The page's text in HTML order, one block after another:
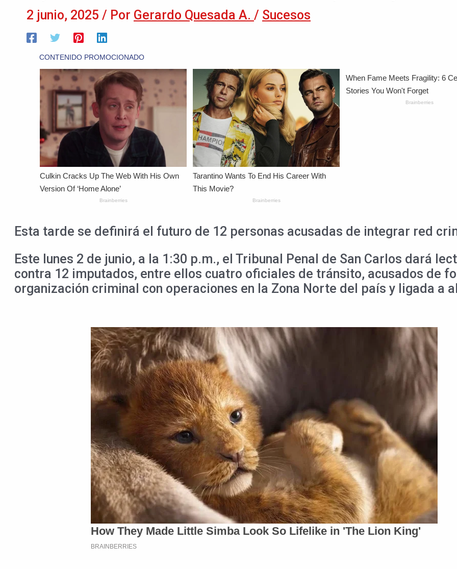
2 junio, 2025 / Por Gerardo Quesada A. / Sucesos
Esta tarde se definirá el futuro de 12 personas acusadas de integrar red
Este lunes 2 de junio, a la 1:30 p.m., el Tribunal Penal de San Carlos dará
contra 12 imputados, entre ellos cuatro oficiales de tránsito, acusados de
organización criminal con operaciones en la Zona Norte del país y ligada a